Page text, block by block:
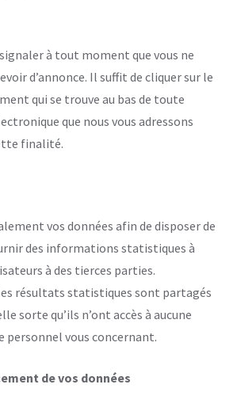
à tout moment que vous ne
d’annonce. Il suffit de cliquer sur le
qui se trouve au bas de toute
que nous vous adressons
finalité.
vos données afin de disposer de
des informations statistiques à
à des tierces parties.
résultats statistiques sont partagés
sorte qu’ils n’ont accès à aucune
personnel vous concernant.
de vos données